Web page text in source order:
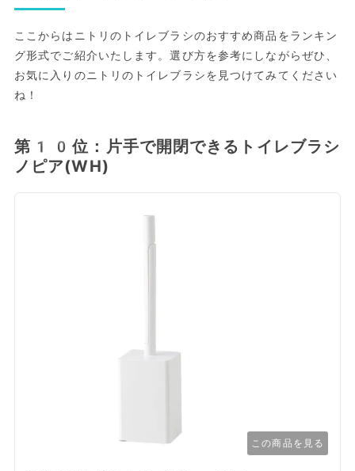
ここからはニトリのトイレブラシのおすすめ商品をランキン
グ形式でご紹介いたします。選び方を参考にしながらぜひ、
お気に入りのニトリのトイレブラシを見つけてみてください
ね！
第10位：片手で開閉できるトイレブラシ
ノピア(WH)
この商品を見る